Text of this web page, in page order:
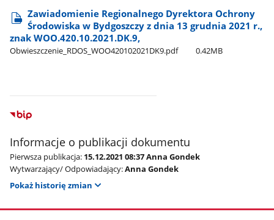
Zawiadomienie Regionalnego Dyrektora Ochrony
Środowiska w Bydgoszczy z dnia 13 grudnia 2021 r.,
znak WOO.420.10.2021.DK.9,
Obwieszczenie​_RDOS​_WOO420102021DK9.pdf 0.42MB
Informacje o publikacji dokumentu
Pierwsza publikacja: 15.12.2021 08:37 Anna Gondek
Wytwarzający/ Odpowiadający:Anna Gondek
Pokaż historię zmian